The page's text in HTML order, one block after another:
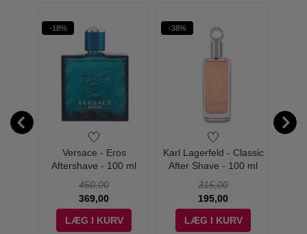
Phantom
-18%
Versace - Eros
Aftershave - 100 ml
450,00
369,00
LÆG I KURV
-38%
Karl Lagerfeld - Classic
After Shave - 100 ml
315,00
195,00
LÆG I KURV